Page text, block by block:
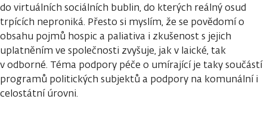
do virtuálních sociálních bublin, do kterých reálný osud
trpících neproniká. Přesto si myslím, že se povědomí o
obsahu pojmů hospic a paliativa i zkušenost s jejich
uplatněním ve společnosti zvyšuje, jak v laické, tak
v odborné. Téma podpory péče o umírající je taky součástí
programů politických subjektů a podpory na komunální i
celostátní úrovni.